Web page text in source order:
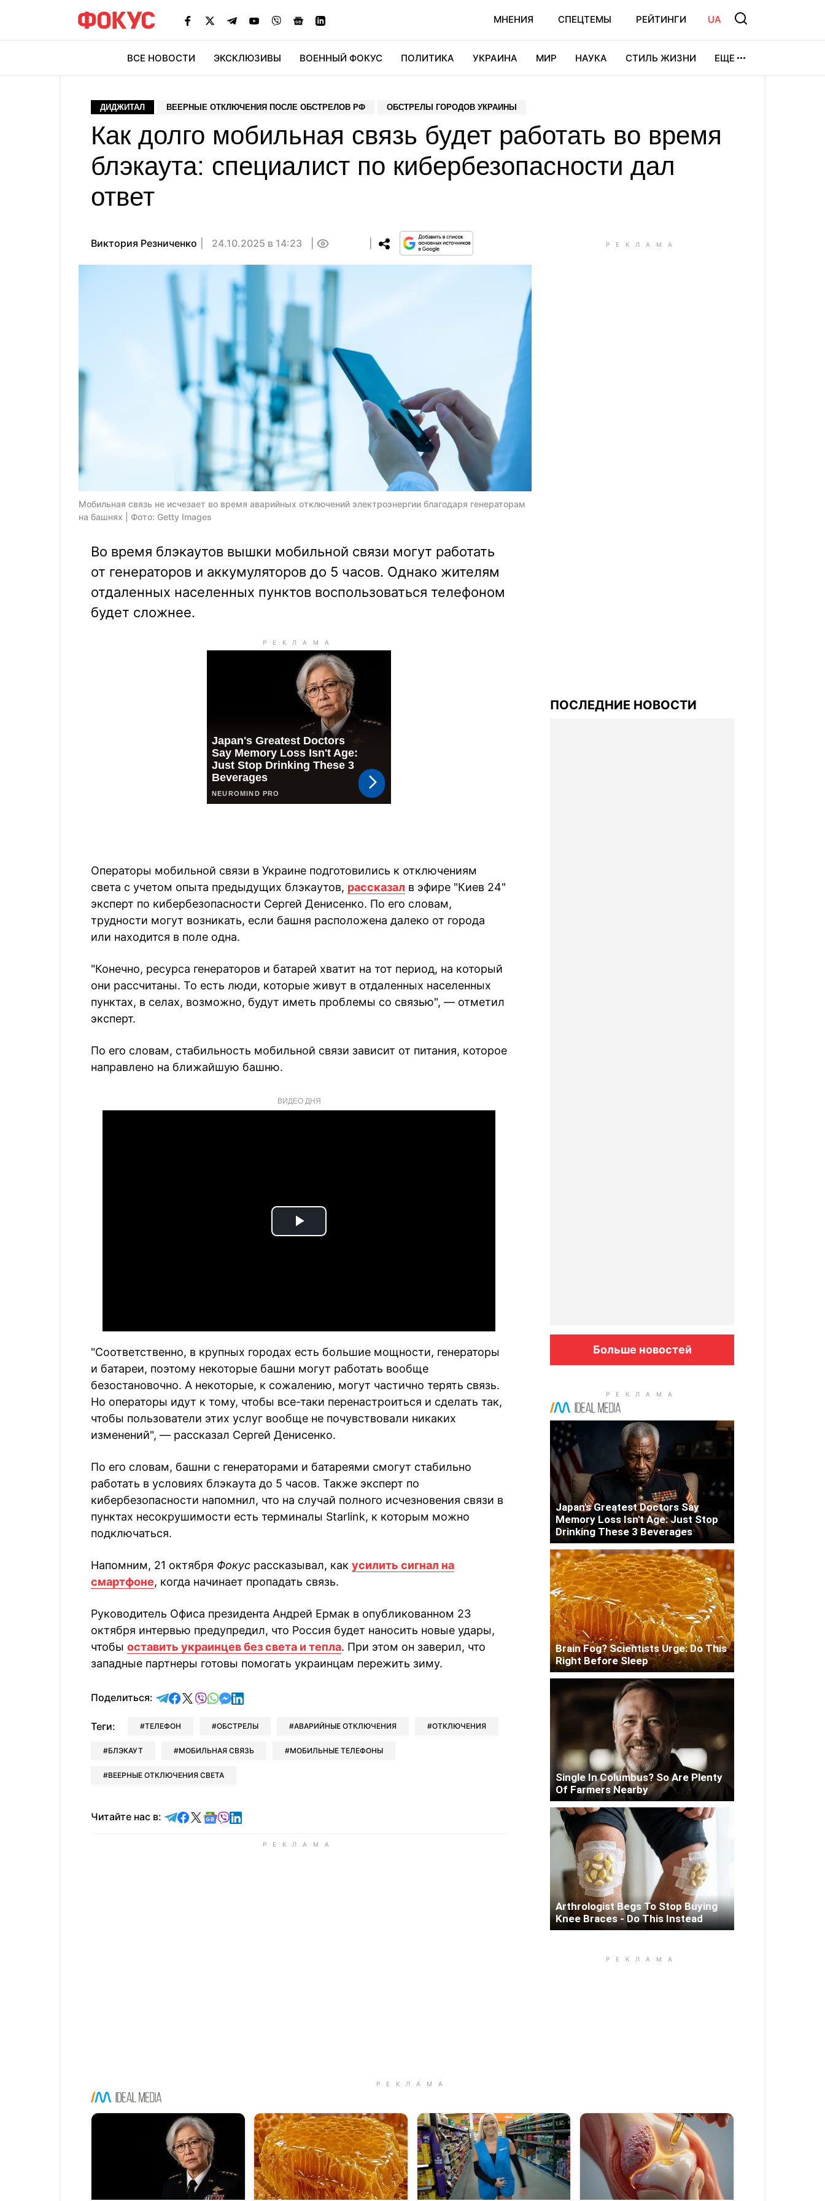
МНЕНИЯ СПЕЦТЕМЫ РЕЙТИНГИ UA
ВСЕ НОВОСТИ ЭКСКЛЮЗИВЫ ВОЕННЫЙ ФОКУС ПОЛИТИКА УКРАИНА МИР НАУКА СТИЛЬ ЖИЗНИ ЕЩЕ
ДИДЖИТАЛ ВЕЕРНЫЕ ОТКЛЮЧЕНИЯ ПОСЛЕ ОБСТРЕЛОВ РФ ОБСТРЕЛЫ ГОРОДОВ УКРАИНЫ
Как долго мобильная связь будет работать во время
блэкаута: специалист по кибербезопасности дал
ответ
Виктория Резниченко 24.10.2025 в 14:23
Мобильная связь не исчезает во время аварийных отключений электроэнергии благодаря генераторам
на башнях | Фото: Getty Images
Во время блэкаутов вышки мобильной связи могут работать
от генераторов и аккумуляторов до 5 часов. Однако жителям
отдаленных населенных пунктов воспользоваться телефоном
будет сложнее.
Операторы мобильной связи в Украине подготовились к отключениям
света с учетом опыта предыдущих блэкаутов, рассказал в эфире "Киев 24"
эксперт по кибербезопасности Сергей Денисенко. По его словам,
трудности могут возникать, если башня расположена далеко от города
или находится в поле одна.
"Конечно, ресурса генераторов и батарей хватит на тот период, на который
они рассчитаны. То есть люди, которые живут в отдаленных населенных
пунктах, в селах, возможно, будут иметь проблемы со связью", — отметил
эксперт.
По его словам, стабильность мобильной связи зависит от питания, которое
направлено на ближайшую башню.
ВИДЕО ДНЯ
Play
"Соответственно, в крупных городах есть большие мощности, генераторы
и батареи, поэтому некоторые башни могут работать вообще
безостановочно. А некоторые, к сожалению, могут частично терять связь.
Но операторы идут к тому, чтобы все-таки перенастроиться и сделать так,
чтобы пользователи этих услуг вообще не почувствовали никаких
изменений", — рассказал Сергей Денисенко.
По его словам, башни с генераторами и батареями смогут стабильно
работать в условиях блэкаута до 5 часов. Также эксперт по
кибербезопасности напомнил, что на случай полного исчезновения связи в
пунктах несокрушимости есть терминалы Starlink, к которым можно
подключаться.
Напомним, 21 октября Фокус рассказывал, как усилить сигнал на
смартфоне, когда начинает пропадать связь.
Руководитель Офиса президента Андрей Ермак в опубликованном 23
октября интервью предупредил, что Россия будет наносить новые удары,
чтобы оставить украинцев без света и тепла. При этом он заверил, что
западные партнеры готовы помогать украинцам пережить зиму.
Поделиться: отправить в Telegram
поделиться в Facebook
поделиться в X
отправить в Viber
отправить в Whatsapp
отправить в Messenger
отправить в LinkedIn
Теги: ТЕЛЕФОН ОБСТРЕЛЫ АВАРИЙНЫЕ ОТКЛЮЧЕНИЯ ОТКЛЮЧЕНИЯ
БЛЭКАУТ МОБИЛЬНАЯ СВЯЗЬ МОБИЛЬНЫЕ ТЕЛЕФОНЫ
ВЕЕРНЫЕ ОТКЛЮЧЕНИЯ СВЕТА
Читайте нас в: Читайте в Telegram
Читайте в Facebook
Читайте в X
Читайте в Google news
Читайте в Viber
Читайте в LinkedIn
ПОСЛЕДНИЕ НОВОСТИ
Больше новостей